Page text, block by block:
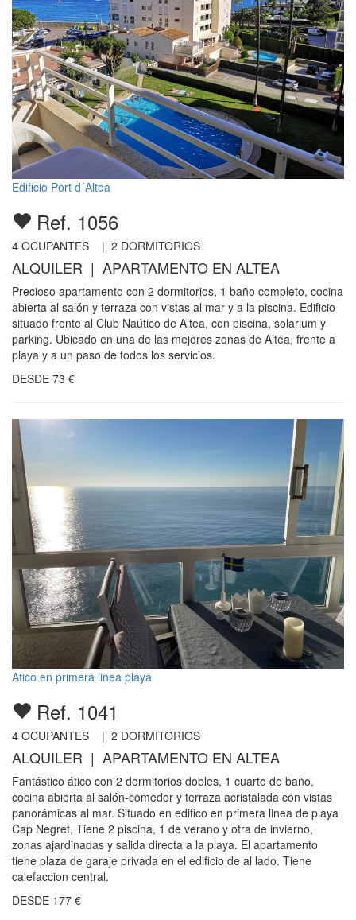
Edificio Port d´Altea
Ref. 1056
4 OCUPANTES | 2 DORMITORIOS
ALQUILER | APARTAMENTO EN ALTEA
Precioso apartamento con 2 dormitorios, 1 baño completo, cocina
abierta al salón y terraza con vistas al mar y a la piscina. Edificio
situado frente al Club Naútico de Altea, con piscina, solarium y
parking. Ubicado en una de las mejores zonas de Altea, frente a
playa y a un paso de todos los servicios.
DESDE 73 €
Atico en primera linea playa
Ref. 1041
4 OCUPANTES | 2 DORMITORIOS
ALQUILER | APARTAMENTO EN ALTEA
Fantástico ático con 2 dormitorios dobles, 1 cuarto de baño,
cocina abierta al salón-comedor y terraza acristalada con vistas
panorámicas al mar. Situado en edifico en primera linea de playa
Cap Negret, Tiene 2 piscina, 1 de verano y otra de invierno,
zonas ajardinadas y salida directa a la playa. El apartamento
tiene plaza de garaje privada en el edificio de al lado. Tiene
calefaccion central.
DESDE 177 €